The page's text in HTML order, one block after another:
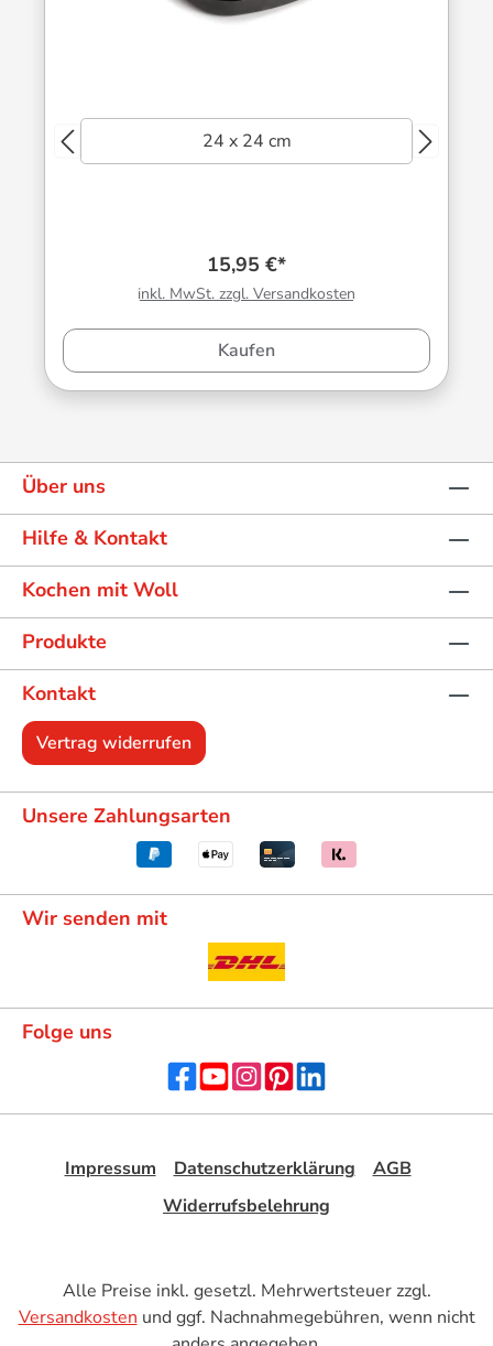
24 x 24 cm
15,95 €*
inkl. MwSt. zzgl. Versandkosten
Kaufen
Über uns
Hilfe & Kontakt
Kochen mit Woll
Produkte
Kontakt
Vertrag widerrufen
Unsere Zahlungsarten
Wir senden mit
Folge uns
Impressum Datenschutzerklärung
AGB
Widerrufsbelehrung
Alle Preise inkl. gesetzl. Mehrwertsteuer zzgl.
Versandkosten und ggf. Nachnahmegebühren, wenn nicht